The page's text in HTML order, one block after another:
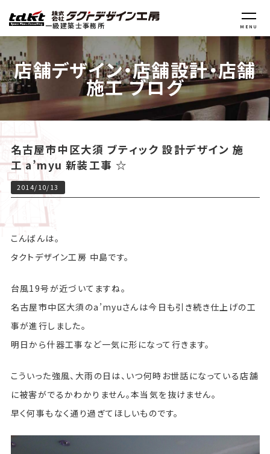
一級建築士事務所 MENU
店舗デザイン・店舗設計・店舗
施工 ブログ
名古屋市中区大須 ブティック 設計デザイン 施
工 a’myu 新装工事 ☆
2014/10/13
こんばんは。
タクトデザイン工房 中島です。
台風19号が近づいてますね。
名古屋市中区大須のa’myuさんは今日も引き続き仕上げの工
事が進行しました。
明日から什器工事など一気に形になって行きます。
こういった強風、大雨の日は、いつ何時お世話になっている店舗
に被害がでるかわかりません。本当気を抜けません。
早く何事もなく通り過ぎてほしいものです。